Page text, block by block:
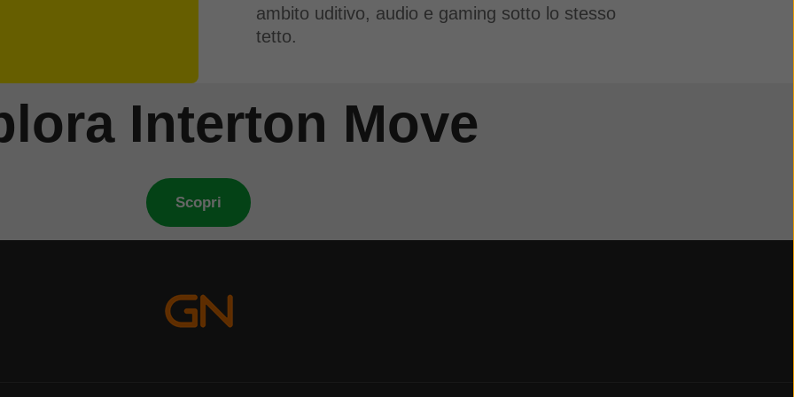
ambito uditivo, audio e gaming sotto lo stesso
tetto.
Interton Move
Scopri